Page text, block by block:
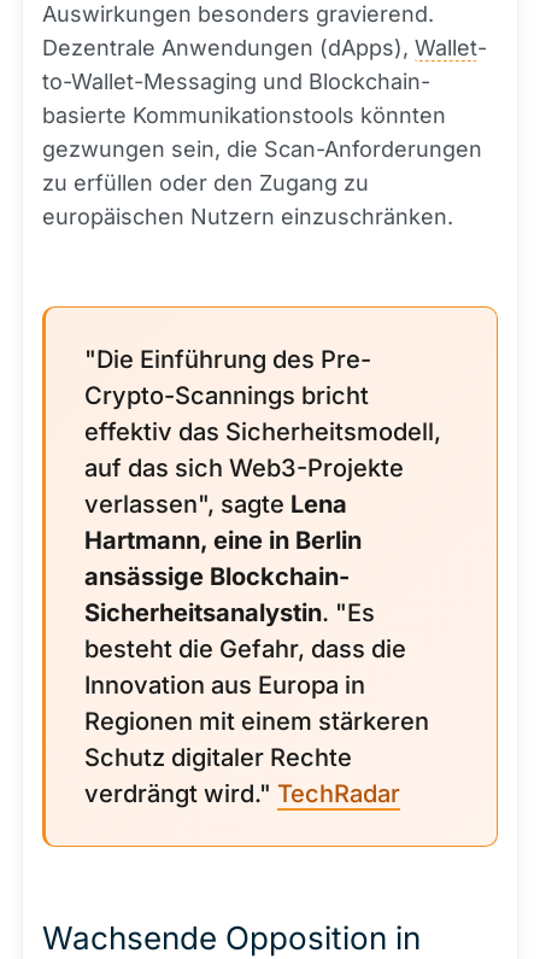
Auswirkungen besonders gravierend.
Dezentrale Anwendungen (dApps), Wallet-
to-Wallet-Messaging und Blockchain-
basierte Kommunikationstools könnten
gezwungen sein, die Scan-Anforderungen
zu erfüllen oder den Zugang zu
europäischen Nutzern einzuschränken.
"Die Einführung des Pre-
Crypto-Scannings bricht
effektiv das Sicherheitsmodell,
auf das sich Web3-Projekte
verlassen", sagte Lena
Hartmann, eine in Berlin
ansässige Blockchain-
Sicherheitsanalystin. "Es
besteht die Gefahr, dass die
Innovation aus Europa in
Regionen mit einem stärkeren
Schutz digitaler Rechte
verdrängt wird." TechRadar
Wachsende Opposition in